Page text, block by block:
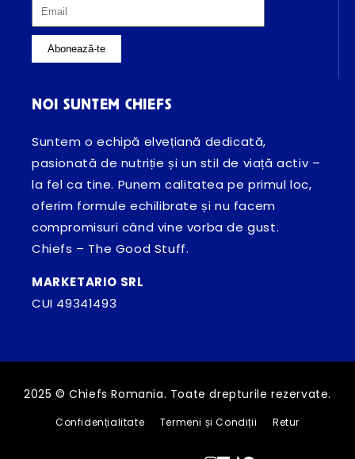
Abonează-te
NOI SUNTEM CHIEFS
Suntem o echipă elvețiană dedicată,
pasionată de nutriție și un stil de viață activ –
la fel ca tine. Punem calitatea pe primul loc,
oferim formule echilibrate și nu facem
compromisuri când vine vorba de gust.
Chiefs – The Good Stuff.
MARKETARIO SRL
CUI 49341493
2025 © Chiefs Romania. Toate drepturile rezervate.
Confidențialitate Termeni și Condiții Retur